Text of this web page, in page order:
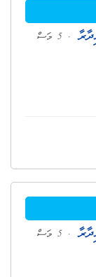
. 5 މަސް
. 5 މަސް